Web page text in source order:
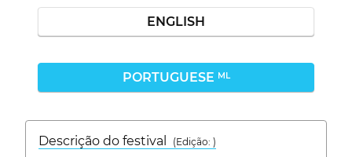
ENGLISH
PORTUGUESE ML
Descrição do festival
(Edição: )